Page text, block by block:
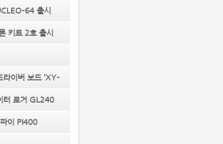
64 출시
키트 2호 출시
이버 보드 ‘XY-
터 로거 GL240
이 PI400